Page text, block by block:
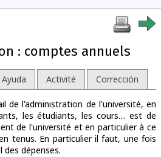
: comptes annuels
Ayuda Activité Corrección
de l'administration de l'université, en
les étudiants, les cours… est de
de l'université et en particulier à ce
tenus. En particulier il faut, une fois
des dépenses.